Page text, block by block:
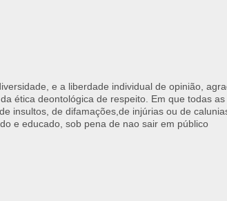
e a liberdade individual de opinião,
ética deontológica de respeito. Em que todas
insultos, de difamações,de injúrias ou de
e educado, sob pena de nao sair em público